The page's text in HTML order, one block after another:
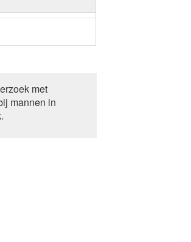
met
mannen in